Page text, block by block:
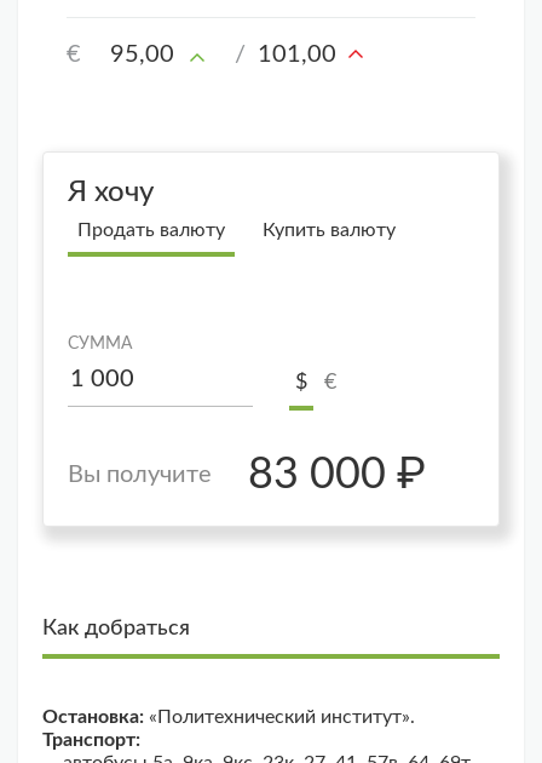
€ 95,00 / 101,00
Я хочу
Продать валюту Купить валюту
СУММА
$ €
Вы получите 83 000 ₽
Как добраться
Остановка: «Политехнический институт».
Транспорт: